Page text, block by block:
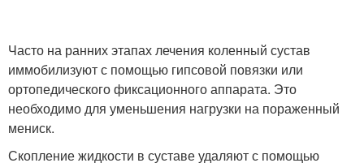
Часто на ранних этапах лечения коленный сустав
иммобилизуют с помощью гипсовой повязки или
ортопедического фиксационного аппарата. Это
необходимо для уменьшения нагрузки на пораженный
мениск.
Скопление жидкости в суставе удаляют с помощью